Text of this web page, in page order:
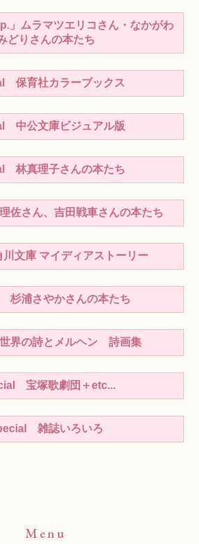
ムラマツエリコさん・なかがわ
どりさんの本たち
保育社カラーブックス
中公文庫ビジュアル版
林真理子さんの本たち
さん、吉田戦車さんの本たち
文庫 マイディアストーリー
浦さやかさんの本たち
界の詩とメルヘン 詩画集
宝塚歌劇団＋etc...
雑誌いろいろ
Menu